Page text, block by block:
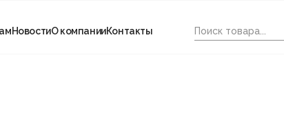
НовостиО компанииКонтакты